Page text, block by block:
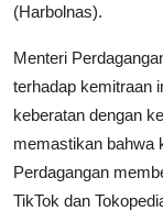
(Harbolnas).
Menteri
terhadap kemitraan
keberatan dengan
memastikan bahwa
Perdagangan
TikTok dan